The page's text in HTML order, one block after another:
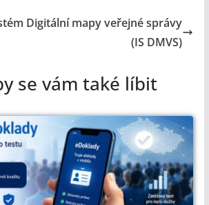
Digitální mapy veřejné správy
(IS DMVS)
se vám také líbit